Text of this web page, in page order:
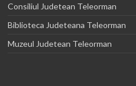
Consiliul Judetean Teleorman
Biblioteca Judeteana Teleorman
Muzeul Judetean Teleorman